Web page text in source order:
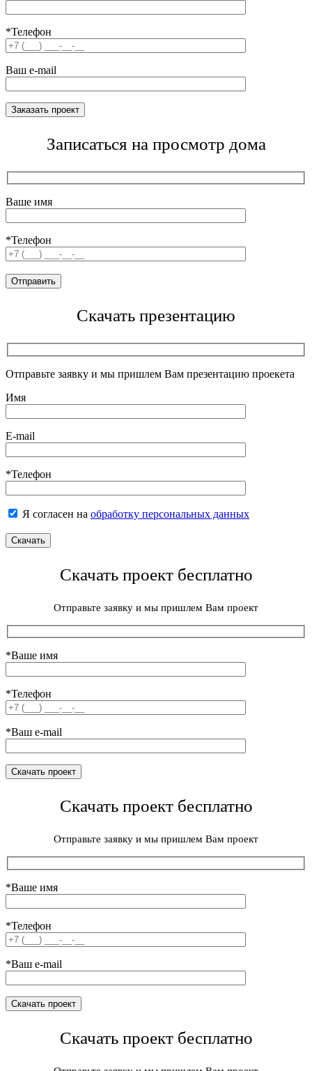
*Телефон
Ваш e-mail
Записаться на просмотр дома
Ваше имя
*Телефон
Скачать презентацию
Отправьте заявку и мы пришлем Вам презентацию проекета
Имя
E-mail
*Телефон
Я согласен на обработку персональных данных
Скачать проект бесплатно
Отправьте заявку и мы пришлем Вам проект
*Ваше имя
*Телефон
*Ваш e-mail
Скачать проект бесплатно
Отправьте заявку и мы пришлем Вам проект
*Ваше имя
*Телефон
*Ваш e-mail
Скачать проект бесплатно